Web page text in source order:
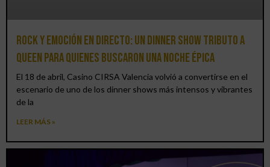
Rock y emoción en directo: un Dinner Show Tributo a
Queen para quienes buscaron una noche épica
El 18 de abril, Casino CIRSA Valencia volvió a convertirse en el
escenario de uno de los dinner shows más intensos y vibrantes
de la
LEER MÁS »